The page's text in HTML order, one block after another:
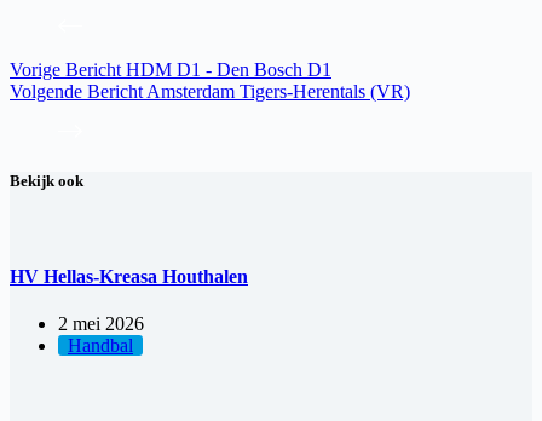
Vorige Bericht HDM D1 - Den Bosch D1
Volgende Bericht Amsterdam Tigers-Herentals (VR)
Bekijk ook
HV Hellas-Kreasa Houthalen
2 mei 2026
Handbal